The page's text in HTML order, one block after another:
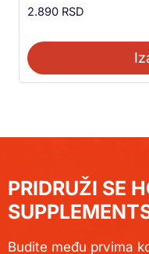
2.890 RSD
PRIDRUŽI SE
Budite među prvima